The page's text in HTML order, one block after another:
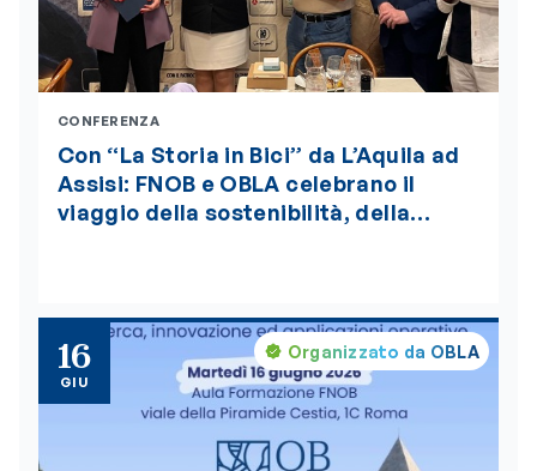
CONFERENZA
Con “La Storia in Bici” da L’Aquila ad
Assisi: FNOB e OBLA celebrano il
viaggio della sostenibilità, della
Organizzato da OBLA
16
GIU